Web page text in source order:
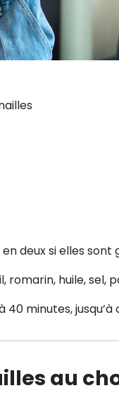
deux si elles sont
romarin, huile, sel,
minutes, jusqu’à
au